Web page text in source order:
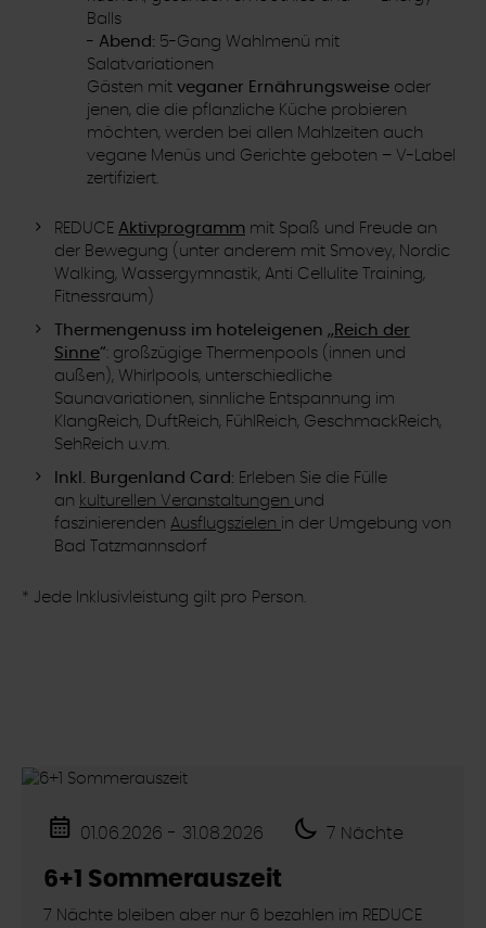
Balls
- Abend: 5-Gang Wahlmenü mit
Salatvariationen
Gästen mit veganer Ernährungsweise oder
jenen, die die pflanzliche Küche probieren
möchten, werden bei allen Mahlzeiten auch
vegane Menüs und Gerichte geboten – V-Label
zertifiziert.
REDUCE Aktivprogramm mit Spaß und Freude an
der Bewegung (unter anderem mit Smovey, Nordic
Walking, Wassergymnastik, Anti Cellulite Training,
Fitnessraum)
Thermengenuss im hoteleigenen „ Reich der
Sinne“: großzügige Thermenpools (innen und
außen), Whirlpools, unterschiedliche
Saunavariationen, sinnliche Entspannung im
KlangReich, DuftReich, FühlReich, GeschmackReich,
SehReich u.v.m.
Inkl. Burgenland Card: Erleben Sie die Fülle
an kulturellen Veranstaltungen und
faszinierenden Ausflugszielen in der Umgebung von
Bad Tatzmannsdorf
* Jede Inklusivleistung gilt pro Person.
01.06.2026 - 31.08.2026 7 Nächte
6+1 Sommerauszeit
7 Nächte bleiben aber nur 6 bezahlen im REDUCE